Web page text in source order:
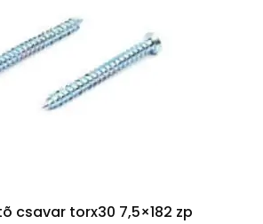
csavar torx30 7,5×182 zp